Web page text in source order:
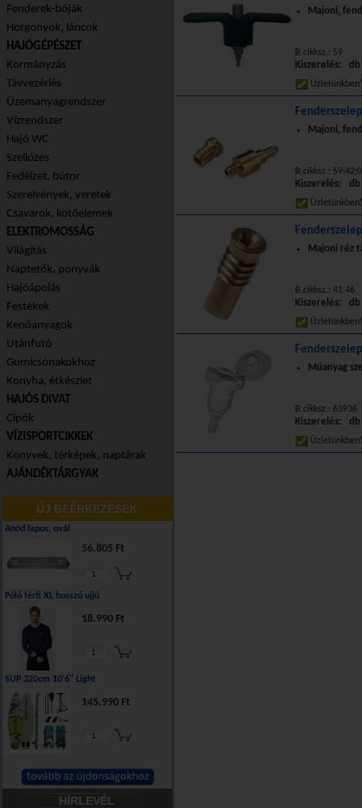
Fenderek-bóják
Horgonyok, láncok
HAJÓGÉPÉSZET
Kormányzás
Távvezérlés
Üzemanyagrendszer
Vízrendszer
Hajó WC
Szellőzés
Fedélzet, bútor
Szerelvények, veretek
Csavarok, kötőelemek
ELEKTROMOSSÁG
Világítás
Naptetők, ponyvák
Hajóápolás
Festékek
Kenőanyagok
Utánfutó
Gumicsónakokhoz
Konyha, étkészlet
HAJÓS DIVAT
Cipők
VÍZISPORTCIKKEK
Könyvek, térképek, naptárak
AJÁNDÉKTÁRGYAK
ÚJ BEÉRKEZÉSEK
Anód lapos, ovál
56.805 Ft
Póló férfi XL hosszú ujjú
18.990 Ft
SUP 320cm 10'6" Light
145.990 Ft
HÍRLEVÉL
Majoni,
B.cikksz.: 59
Kiszerelés: db
Majoni,
B.cikksz.:
Kiszerelés: db
Fenderszelep
Majoni réz
B.cikksz.: 41,46
Kiszerelés: db
Műanyag
B.cikksz.: 63936
Kiszerelés: db